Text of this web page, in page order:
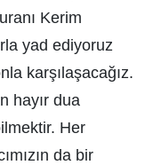
Kerim
yad ediyoruz
karşılaşacağız.
hayır dua
Her
da bir